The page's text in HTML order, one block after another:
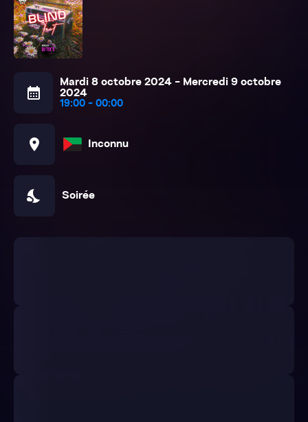
calendar_month
Mardi 8 octobre 2024 - Mercredi 9 octobre
2024
19:00 - 00:00
location_on Inconnu
nights_stay Soirée